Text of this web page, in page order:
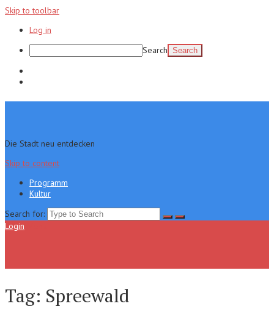
Skip to toolbar
Log in
Search
Die Stadt neu entdecken
Skip to content
Programm
Kultur
Search for:
Login
Tag: Spreewald